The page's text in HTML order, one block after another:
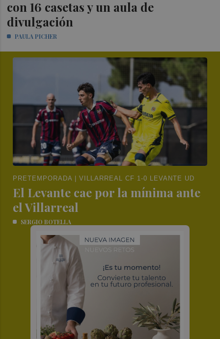
con 16 casetas y un aula de
divulgación
PAULA PICHER
PRETEMPORADA | VILLARREAL CF 1-0 LEVANTE UD
El Levante cae por la mínima ante
el Villarreal
SERGIO BOTELLA